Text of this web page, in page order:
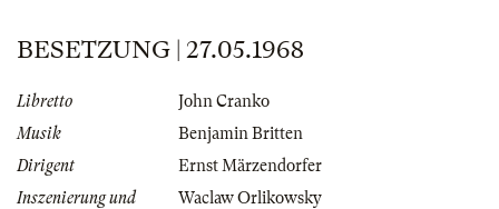
BESETZUNG | 27.05.1968
Libretto
John Cranko
Musik
Benjamin Britten
Dirigent
Ernst Märzendorfer
Inszenierung und
Waclaw Orlikowsky